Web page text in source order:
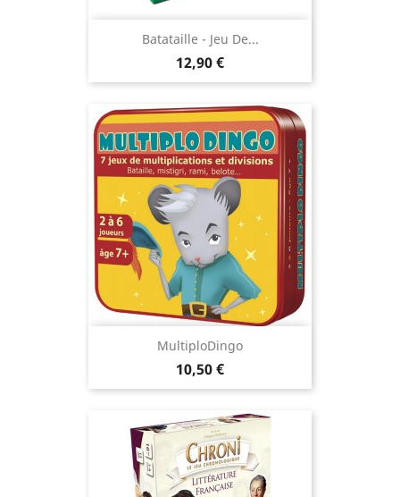
Batataille - Jeu De...
Prix
12,90 €
MultiploDingo
Prix
10,50 €